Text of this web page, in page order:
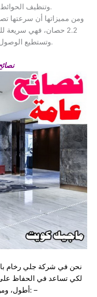
وتنظيف الحوائط والسلالم والأعمدة.
2.2 حصان، فهي سريعة
وتستطيع الوصول إلى أضيق الأماكن.
نحن في شركة جلي رخام
لكي تساعد في الحفاظ
أطول، ومن أهم النصائح: –